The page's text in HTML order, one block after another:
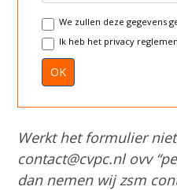
We zullen deze gegevens
Ik heb het privacy
OK
Werkt het formulier
contact@cvpc.nl ovv
dan nemen wij zsm